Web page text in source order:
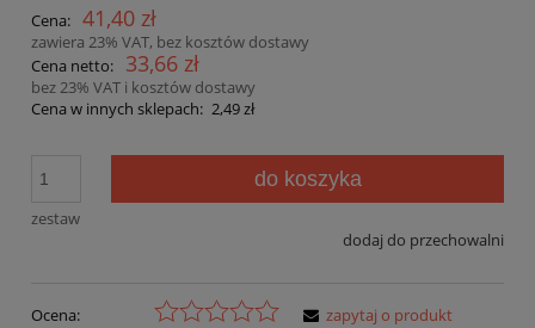
Cena: 41,40 zł
zawiera 23% VAT, bez kosztów dostawy
Cena netto:
33,66 zł
bez 23% VAT i kosztów dostawy
Cena w innych sklepach: 2,49 zł
zestaw
do koszyka
dodaj do przechowalni
Ocena:
zapytaj o produkt